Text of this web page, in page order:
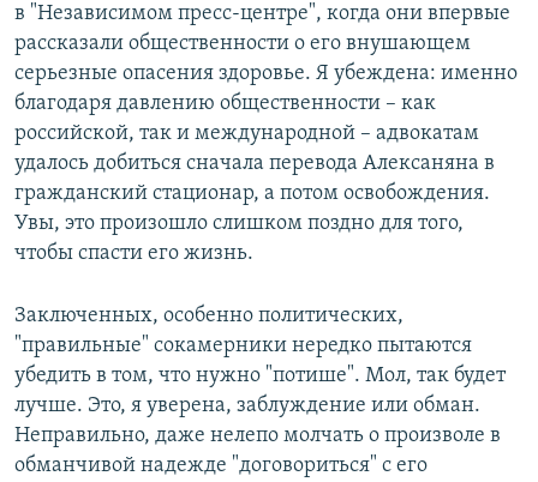
в "Независимом пресс-центре", когда они впервые
рассказали общественности о его внушающем
серьезные опасения здоровье. Я убеждена: именно
благодаря давлению общественности – как
российской, так и международной – адвокатам
удалось добиться сначала перевода Алексаняна в
гражданский стационар, а потом освобождения.
Увы, это произошло слишком поздно для того,
чтобы спасти его жизнь.
Заключенных, особенно политических,
"правильные" сокамерники нередко пытаются
убедить в том, что нужно "потише". Мол, так будет
лучше. Это, я уверена, заблуждение или обман.
Неправильно, даже нелепо молчать о произволе в
обманчивой надежде "договориться" с его